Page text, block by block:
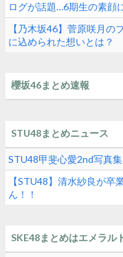
ログが話題…6期生の素顔
【乃木坂46】菅原咲月の
に込められた想いとは？
櫻坂46まとめ速報
STU48まとめニュース
STU48甲斐心愛2nd写真
【STU48】清水紗良が
ん！！
SKE48まとめはエメラル